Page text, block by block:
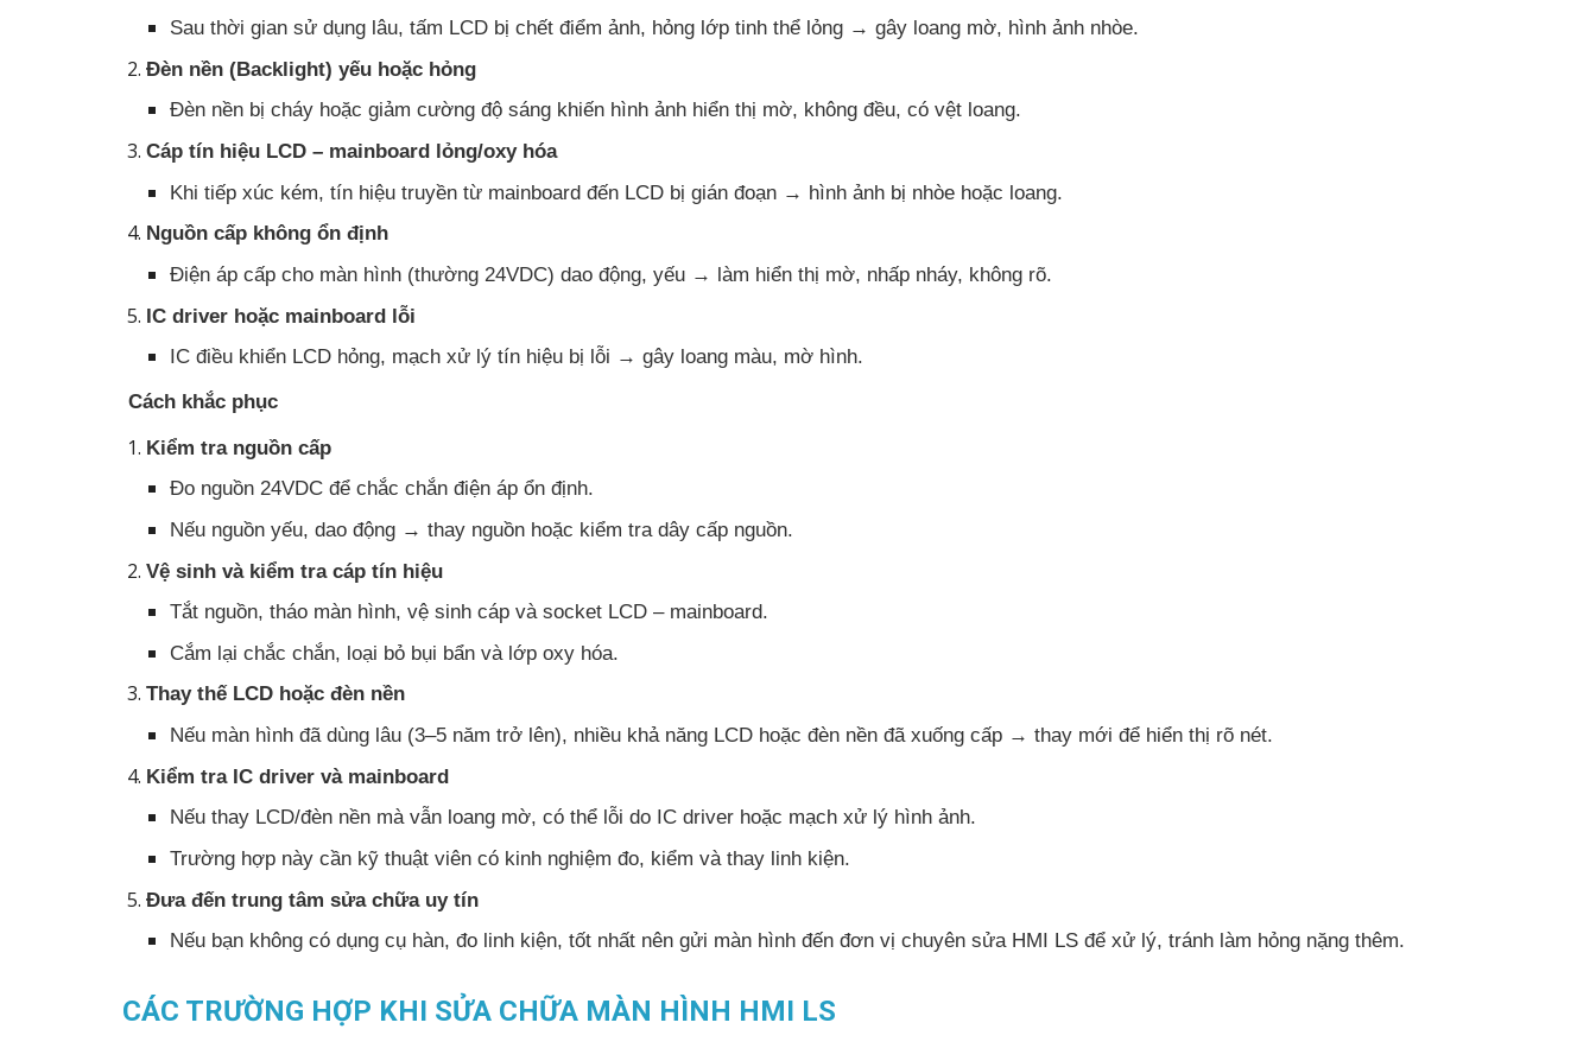
Sau thời gian sử dụng lâu, tấm LCD bị chết điểm ảnh, hỏng lớp tinh thể lỏng → gây loang mờ, hình ảnh nhòe.
Đèn nền (Backlight) yếu hoặc hỏng
Đèn nền bị cháy hoặc giảm cường độ sáng khiến hình ảnh hiển thị mờ, không đều, có vệt loang.
Cáp tín hiệu LCD – mainboard lỏng/oxy hóa
Khi tiếp xúc kém, tín hiệu truyền từ mainboard đến LCD bị gián đoạn → hình ảnh bị nhòe hoặc loang.
Nguồn cấp không ổn định
Điện áp cấp cho màn hình (thường 24VDC) dao động, yếu → làm hiển thị mờ, nhấp nháy, không rõ.
IC driver hoặc mainboard lỗi
IC điều khiển LCD hỏng, mạch xử lý tín hiệu bị lỗi → gây loang màu, mờ hình.
Cách khắc phục
Kiểm tra nguồn cấp
Đo nguồn 24VDC để chắc chắn điện áp ổn định.
Nếu nguồn yếu, dao động → thay nguồn hoặc kiểm tra dây cấp nguồn.
Vệ sinh và kiểm tra cáp tín hiệu
Tắt nguồn, tháo màn hình, vệ sinh cáp và socket LCD – mainboard.
Cắm lại chắc chắn, loại bỏ bụi bẩn và lớp oxy hóa.
Thay thế LCD hoặc đèn nền
Nếu màn hình đã dùng lâu (3–5 năm trở lên), nhiều khả năng LCD hoặc đèn nền đã xuống cấp → thay mới để hiển thị rõ nét.
Kiểm tra IC driver và mainboard
Nếu thay LCD/đèn nền mà vẫn loang mờ, có thể lỗi do IC driver hoặc mạch xử lý hình ảnh.
Trường hợp này cần kỹ thuật viên có kinh nghiệm đo, kiểm và thay linh kiện.
Đưa đến trung tâm sửa chữa uy tín
Nếu bạn không có dụng cụ hàn, đo linh kiện, tốt nhất nên gửi màn hình đến đơn vị chuyên sửa HMI LS để xử lý, tránh làm hỏng nặng thêm.
CÁC TRƯỜNG HỢP KHI SỬA CHỮA MÀN HÌNH HMI LS